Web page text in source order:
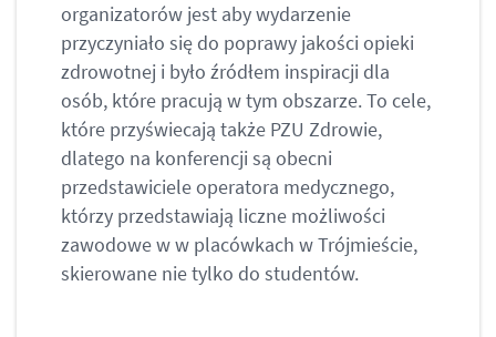
organizatorów jest aby wydarzenie
przyczyniało się do poprawy jakości opieki
zdrowotnej i było źródłem inspiracji dla
osób, które pracują w tym obszarze. To cele,
które przyświecają także PZU Zdrowie,
dlatego na konferencji są obecni
przedstawiciele operatora medycznego,
którzy przedstawiają liczne możliwości
zawodowe w w placówkach w Trójmieście,
skierowane nie tylko do studentów.